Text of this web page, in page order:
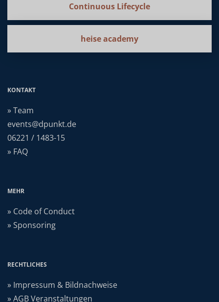
Continuous Lifecycle
heise academy
KONTAKT
» Team
events@dpunkt.de
06221 / 1483-15
» FAQ
MEHR
» Code of Conduct
» Sponsoring
RECHTLICHES
» Impressum & Bildnachweise
» AGB Veranstaltungen